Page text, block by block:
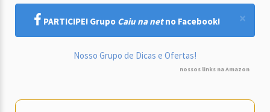
×
PARTICIPE! Grupo Caiu na netno Facebook!
Nosso Grupo de Dicas e Ofertas!
nossos links na Amazon